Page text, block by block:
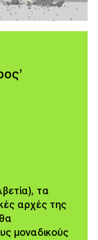
τα
αρχές της
μοναδικούς